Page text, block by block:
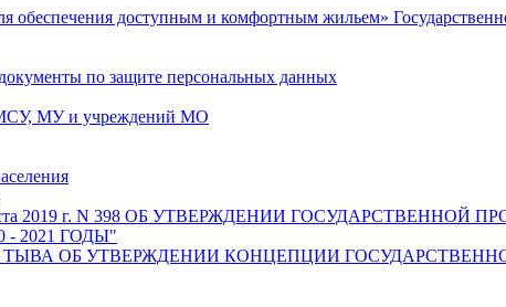
обеспечения доступным и комфортным жильем»
по защите персональных данных
МУ и учреждений МО
2019 г. N 398 ОБ УТВЕРЖДЕНИИ
2021 ГОДЫ"
ТЫВА ОБ УТВЕРЖДЕНИИ КОНЦЕПЦИИ